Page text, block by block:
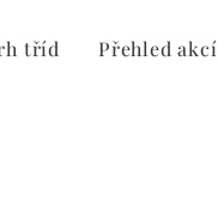
tříd Přehled akcí